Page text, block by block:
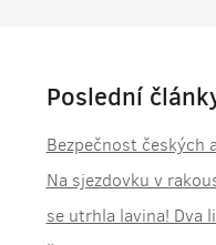
Poslední
Bezpečnost českých
Na sjezdovku v
se utrhla lavina! Dva